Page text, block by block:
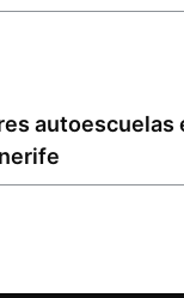
autoescuelas